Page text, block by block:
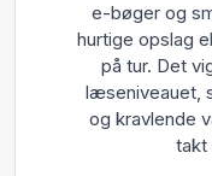
e-bøger og
hurtige opslag
på tur. Det
læseniveauet,
og kravlende
takt